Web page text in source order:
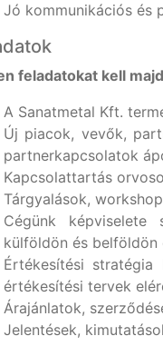
Jó kommunikációs és
feladatokat kell
A Sanatmetal Kft.
Új piacok, vevők,
partnerkapcsolatok
Kapcsolattartás
Tárgyalások,
Cégünk képviselete
külföldön és belföldön
Értékesítési stratégia
értékesítési tervek
Árajánlatok,
Jelentések,